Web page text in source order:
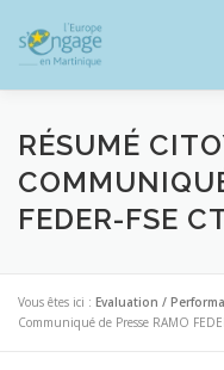
contenu
PROGRAMMES
JE SUIS BÉNÉFICIAIRE
RÉSUMÉ
FEDER-FSE
Vous êtes ici : Evaluation /
Communiqué de Presse RAMO